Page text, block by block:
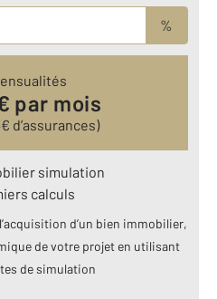
%
par mois
€ d’assurances)
simulation
calculs
d’un bien immobilier,
de votre projet en utilisant
de simulation